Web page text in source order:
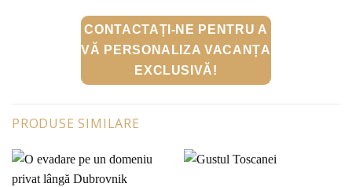
CONTACTAȚI-NE PENTRU A
VĂ PERSONALIZA VACANȚA
EXCLUSIVĂ!
PRODUSE SIMILARE